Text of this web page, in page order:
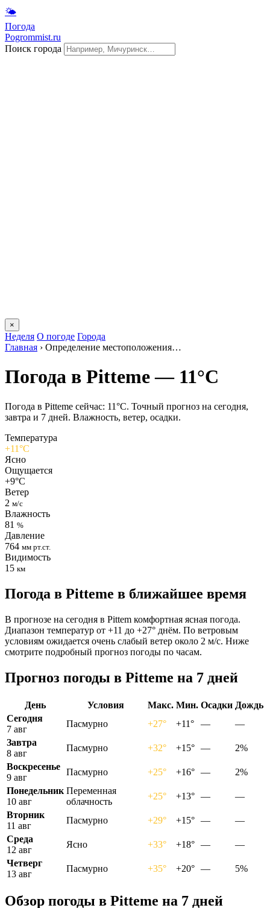
🌤
Погода
Pogrommist.ru
Поиск города
×
Неделя О погоде Города
Главная › Определение местоположения…
Погода в Pittemе — 11°C
Погода в Pittemе сейчас: 11°C. Точный прогноз на сегодня,
завтра и 7 дней. Влажность, ветер, осадки.
Температура
+11°C
Ясно
Ощущается
+9°C
Ветер
2 м/с
Влажность
81 %
Давление
764 мм рт.ст.
Видимость
15 км
Погода в Pittemе в ближайшее время
В прогнозе на сегодня в Pittem комфортная ясная погода.
Диапазон температур от +11 до +27° днём. По ветровым
условиям ожидается очень слабый ветер около 2 м/с. Ниже
смотрите подробный прогноз погоды по часам.
Прогноз погоды в Pittemе на 7 дней
День Условия Макс. Мин. Осадки Дождь
Сегодня
7 авг
Пасмурно +27° +11° —
—
Завтра
8 авг
Пасмурно +32° +15° —
2%
Воскресенье
9 авг
Пасмурно +25° +16° —
2%
Понедельник
10 авг
Переменная
облачность
+25° +13° —
—
Вторник
11 авг
Пасмурно +29° +15° —
—
Среда
12 авг
Ясно +33° +18° —
—
Четверг
13 авг
Пасмурно +35° +20° — 5%
Обзор погоды в Pittemе на 7 дней